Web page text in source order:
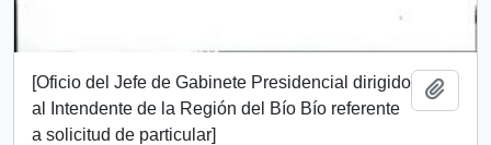
[Oficio del Jefe de Gabinete Presidencial dirigido
al Intendente de la Región del Bío Bío referente
a solicitud de particular]